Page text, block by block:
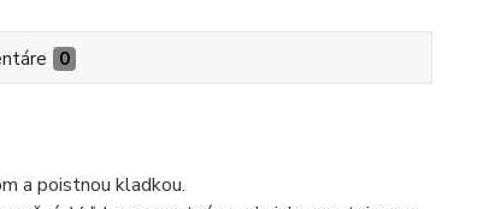
0
a poistnou kladkou.